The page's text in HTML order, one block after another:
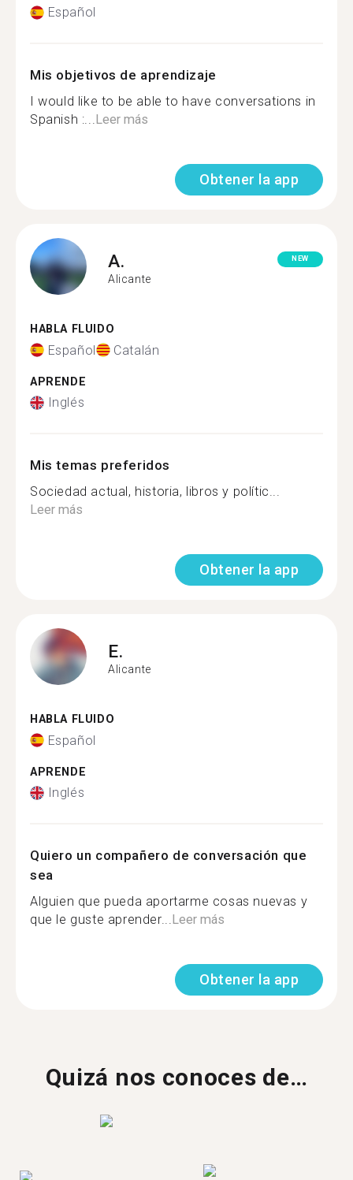
Español
Mis objetivos de aprendizaje
I would like to be able to have conversations in
Spanish :...Leer más
Obtener la app
A.
Alicante
NEW
HABLA FLUIDO
Español Catalán
APRENDE
Inglés
Mis temas preferidos
Sociedad actual, historia, libros y polític...
Leer más
Obtener la app
E.
Alicante
HABLA FLUIDO
Español
APRENDE
Inglés
Quiero un compañero de conversación que
sea
Alguien que pueda aportarme cosas nuevas y
que le guste aprender...Leer más
Obtener la app
Quizá nos conoces de…